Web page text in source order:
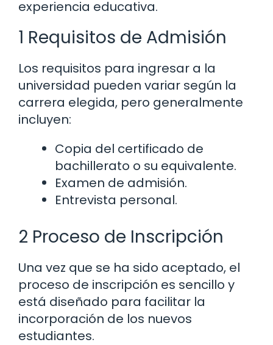
experiencia educativa.
1 Requisitos de Admisión
Los requisitos para ingresar a la
universidad pueden variar según la
carrera elegida, pero generalmente
incluyen:
Copia del certificado de
bachillerato o su equivalente.
Examen de admisión.
Entrevista personal.
2 Proceso de Inscripción
Una vez que se ha sido aceptado, el
proceso de inscripción es sencillo y
está diseñado para facilitar la
incorporación de los nuevos
estudiantes.